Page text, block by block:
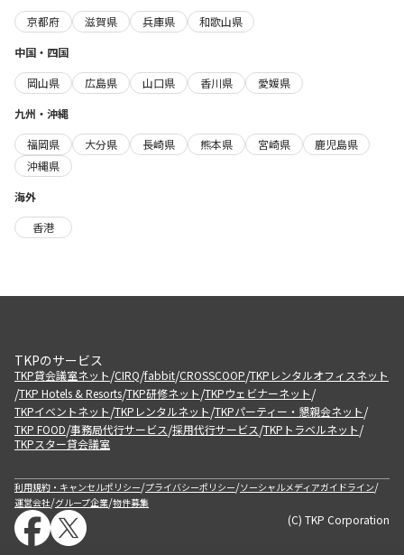
京都府
滋賀県 兵庫県
和歌山県
中国・四国
岡山県
広島県 山口県 香川県
愛媛県
九州・沖縄
福岡県
大分県 長崎県 熊本県 宮崎県
鹿児島県
沖縄県
海外
香港
TKPのサービス
TKP貸会議室ネット/CIRQ/fabbit/CROSSCOOP/TKPレンタルオフィスネット
/TKP Hotels & Resorts/TKP研修ネット/TKPウェビナーネット/
TKPイベントネット/TKPレンタルネット/TKPパーティー・懇親会ネット/
TKP FOOD/事務局代行サービス/採用代行サービス/TKPトラベルネット/
TKPスター貸会議室
利用規約・キャンセルポリシー/プライバシーポリシー/ソーシャルメディアガイドライン/
運営会社/グループ企業/物件募集
(C) TKP Corporation